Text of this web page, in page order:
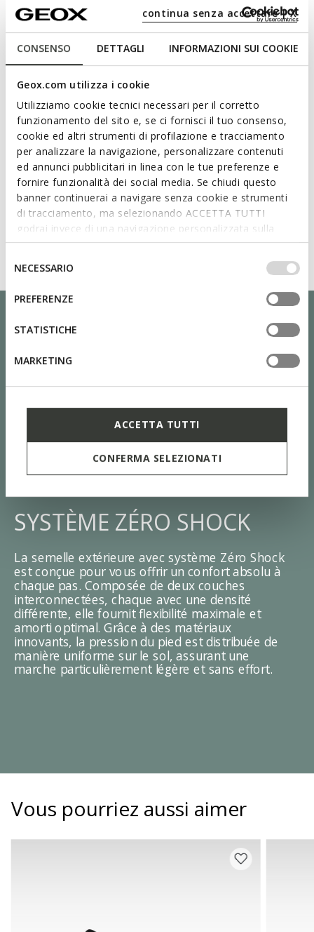
CONSENSO DETTAGLI INFORMAZIONI SUI COOKIE
Geox.com utilizza i cookie
Utilizziamo cookie tecnici necessari per il corretto
funzionamento del sito e, se ci fornisci il tuo consenso,
cookie ed altri strumenti di profilazione e tracciamento
per analizzare la navigazione, personalizzare contenuti
ed annunci pubblicitari in linea con le tue preferenze e
fornire funzionalità dei social media. Se chiudi questo
banner continuerai a navigare senza cookie e strumenti
di tracciamento, ma selezionando ACCETTA TUTTI
godrai invece di una navigazione personalizzata sulla
base dei tuoi gusti ed interessi. Selezionando
IMPOSTAZIONI potrai anche scegliere quali cookies ed
altri strumenti di tracciamento autorizzare. Per maggiori
informazioni o per modificare in qualsiasi momento le
tue impostazioni, visita la nostra
consenso
NECESSARIO
PREFERENZE
STATISTICHE
MARKETING
ACCETTA TUTTI
CONFERMA SELEZIONATI
continua senza accettare | X
Matériaux
Technologies
SYSTÈME ZÉRO SHOCK
La semelle extérieure avec système Zéro Shock
est conçue pour vous offrir un confort absolu à
chaque pas. Composée de deux couches
interconnectées, chaque avec une densité
différente, elle fournit flexibilité maximale et
amorti optimal. Grâce à des matériaux
innovants, la pression du pied est distribuée de
manière uniforme sur le sol, assurant une
marche particulièrement légère et sans effort.
Vous pourriez aussi aimer